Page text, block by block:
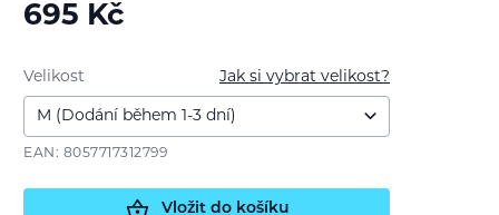
695 Kč
Jak si vybrat velikost?
Velikost
EAN: 8057717312799
Vložit do košíku